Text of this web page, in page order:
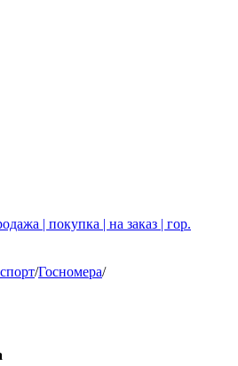
| покупка | на заказ | гор.
/Госномера/